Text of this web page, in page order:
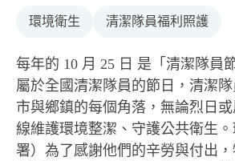
環境衛生 清潔隊員福利照護
每年的 10 月 25 日 是「清潔隊員
屬於全國清潔隊員的節日，清潔
市與鄉鎮的每個角落，無論烈日
線維護環境整潔、守護公共衛生
署）為了感謝他們的辛勞與付出